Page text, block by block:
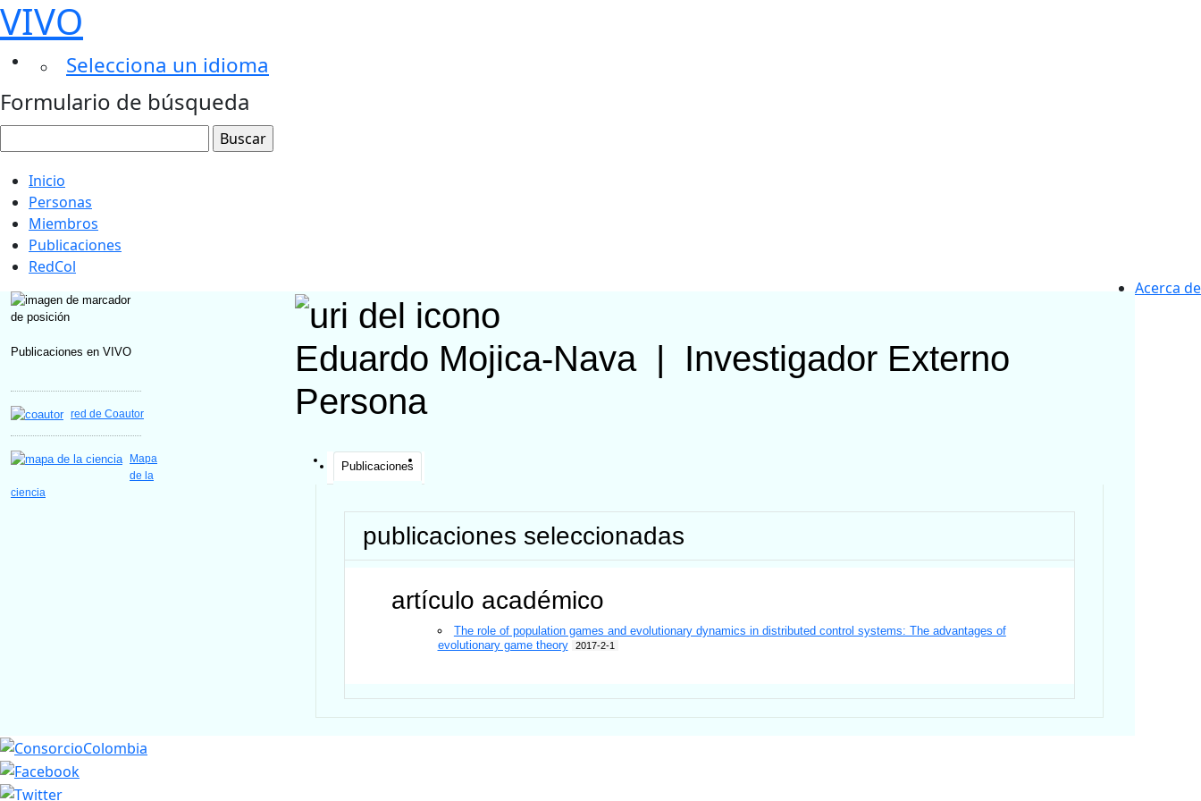
VIVO
Selecciona un idioma
Formulario de búsqueda
Inicio
Personas
Miembros
Publicaciones
RedCol
Acerca de
Publicaciones en VIVO
red de Coautor
Mapa
de la
ciencia
Eduardo Mojica-Nava
Investigador Externo
Persona
Publicaciones
publicaciones seleccionadas
artículo académico
The role of population games and evolutionary dynamics in distributed control systems: The advantages of
evolutionary game theory
2017-2-1